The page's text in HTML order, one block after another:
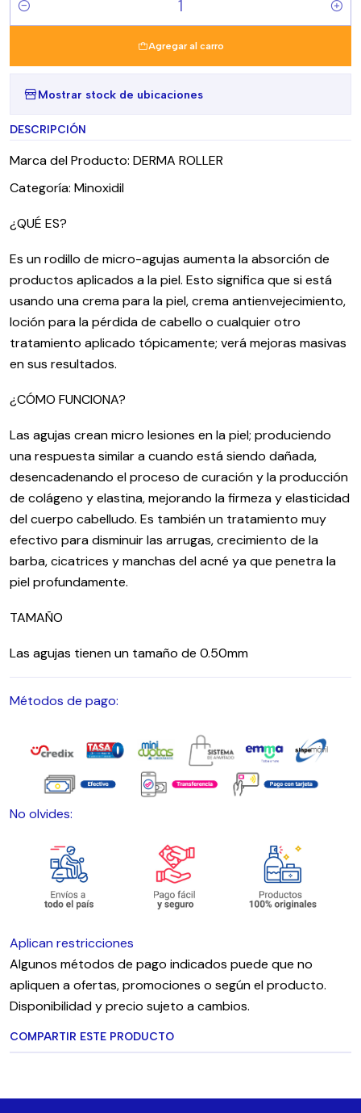
Cantidad
Agregar al carro
Mostrar stock de ubicaciones
DESCRIPCIÓN
Marca del Producto: DERMA ROLLER
Categoría: Minoxidil
¿QUÉ ES?
Es un rodillo de micro-agujas aumenta la absorción de
productos aplicados a la piel. Esto significa que si está
usando una crema para la piel, crema antienvejecimiento,
loción para la pérdida de cabello o cualquier otro
tratamiento aplicado tópicamente; verá mejoras masivas
en sus resultados.
¿CÓMO FUNCIONA?
Las agujas crean micro lesiones en la piel; produciendo
una respuesta similar a cuando está siendo dañada,
desencadenando el proceso de curación y la producción
de colágeno y elastina, mejorando la firmeza y elasticidad
del cuerpo cabelludo. Es también un tratamiento muy
efectivo para disminuir las arrugas, crecimiento de la
barba, cicatrices y manchas del acné ya que penetra la
piel profundamente.
TAMAÑO
Las agujas tienen un tamaño de 0.50mm
Métodos de pago:
No olvides:
Aplican restricciones
Algunos métodos de pago indicados puede que no
apliquen a ofertas, promociones o según el producto.
Disponibilidad y precio sujeto a cambios.
COMPARTIR ESTE PRODUCTO